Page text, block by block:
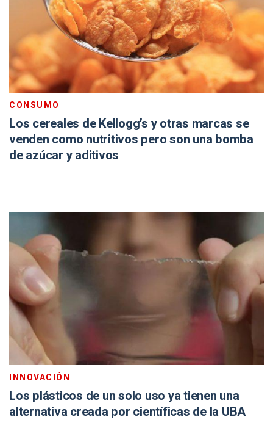
CONSUMO
Los cereales de Kellogg’s y otras marcas se
venden como nutritivos pero son una bomba
de azúcar y aditivos
INNOVACIÓN
Los plásticos de un solo uso ya tienen una
alternativa creada por científicas de la UBA